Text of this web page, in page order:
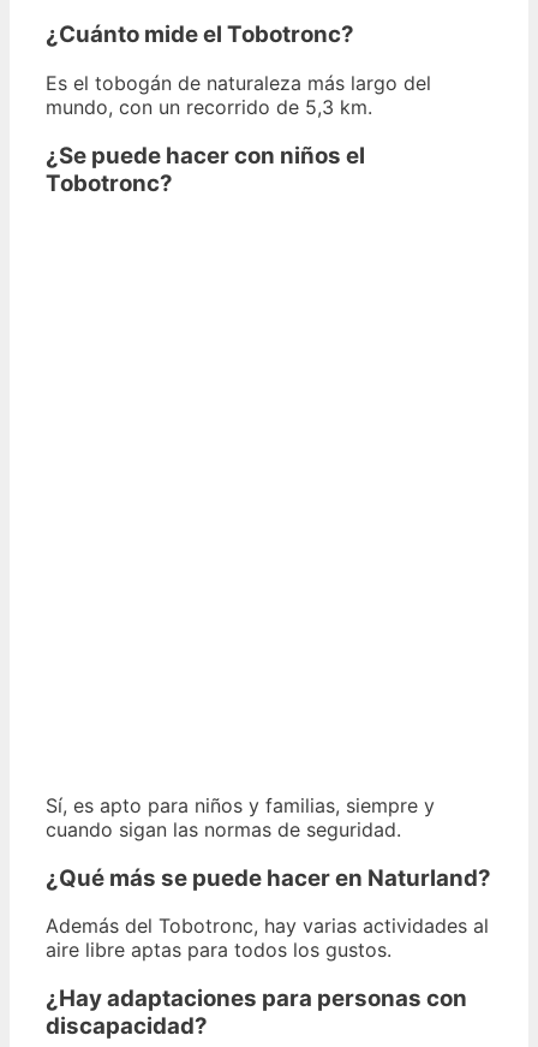
¿Cuánto mide el Tobotronc?
Es el tobogán de naturaleza más largo del
mundo, con un recorrido de 5,3 km.
¿Se puede hacer con niños el
Tobotronc?
Sí, es apto para niños y familias, siempre y
cuando sigan las normas de seguridad.
¿Qué más se puede hacer en Naturland?
Además del Tobotronc, hay varias actividades al
aire libre aptas para todos los gustos.
¿Hay adaptaciones para personas con
discapacidad?